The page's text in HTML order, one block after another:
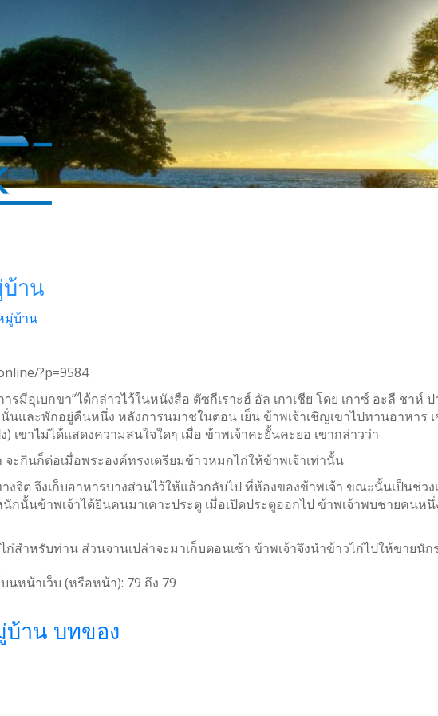
าน
มู่บ้าน
?p=9584
ารมีอุเบกขา”ได้กล่าวไว้ในหนังสือ ตัซกีเราะฮ์ อัล เกาเชีย โดย เกาซ์ อะลี ช
นและพักอยู่คืนหนึ่ง หลังการนมาชในตอน เย็น ข้าพเจ้าเชิญเขาไปทานอาหาร
เขาไม่ได้แสดงความสนใจใดๆ เมื่อ ข้าพเจ้าคะยั้นคะยอ เขากล่าวว่า
ะกินก็ต่อเมื่อพระองค์ทรงเตรียมข้าวหมกไก่ให้ข้าพเจ้าเท่านั้น
างจิต จึงเก็บอาหารบางส่วนไว้ให้แล้วกลับไป ที่ห้องของข้าพเจ้า ขณะนั้นเป็นช่
นั้นข้าพเจ้าได้ยินคนมาเคาะประตู เมื่อเปิดประตูออกไป ข้าพเจ้าพบชายคนห
สำหรับท่าน ส่วนจานเปล่าจะมาเก็บตอนเช้า ข้าพเจ้าจึงนำข้าวไก่ไปให้ขายนั
หน้าเว็บ (หรือหน้า): 79 ถึง 79
าน บทของ